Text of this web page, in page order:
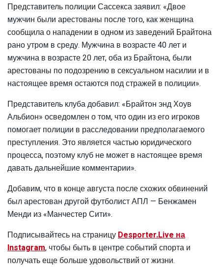
Представитель полиции Сассекса заявил: «Двое
мужчин были арестованы после того, как женщина
сообщила о нападении в одном из заведений Брайтона
рано утром в среду. Мужчина в возрасте 40 лет и
мужчина в возрасте 20 лет, оба из Брайтона, были
арестованы по подозрению в сексуальном насилии и в
настоящее время остаются под стражей в полиции».
Представитель клуба добавил: «Брайтон энд Хоув
Альбион» осведомлен о том, что один из его игроков
помогает полиции в расследовании предполагаемого
преступления. Это является частью юридического
процесса, поэтому клуб не может в настоящее время
давать дальнейшие комментарии».
Добавим, что в конце августа после схожих обвинений
был арестован другой футболист АПЛ — Бенжамен
Менди из «Манчестер Сити».
Подписывайтесь на страницу Desporter.Live на
Instagram, чтобы быть в центре событий спорта и
получать еще больше удовольствий от жизни.